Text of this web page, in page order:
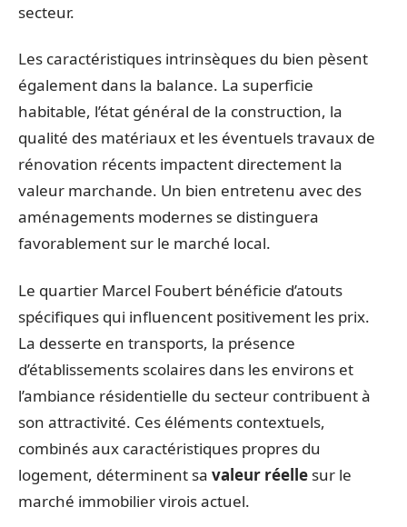
secteur.
Les caractéristiques intrinsèques du bien pèsent
également dans la balance. La superficie
habitable, l’état général de la construction, la
qualité des matériaux et les éventuels travaux de
rénovation récents impactent directement la
valeur marchande. Un bien entretenu avec des
aménagements modernes se distinguera
favorablement sur le marché local.
Le quartier Marcel Foubert bénéficie d’atouts
spécifiques qui influencent positivement les prix.
La desserte en transports, la présence
d’établissements scolaires dans les environs et
l’ambiance résidentielle du secteur contribuent à
son attractivité. Ces éléments contextuels,
combinés aux caractéristiques propres du
logement, déterminent sa valeur réelle sur le
marché immobilier virois actuel.